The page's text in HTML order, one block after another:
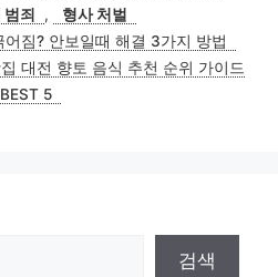
범죄 ,
형사 처벌
짐? 안보일때 해결 3가지 방법
대전 향토 음식 추천 순위 가이드
BEST 5
검색